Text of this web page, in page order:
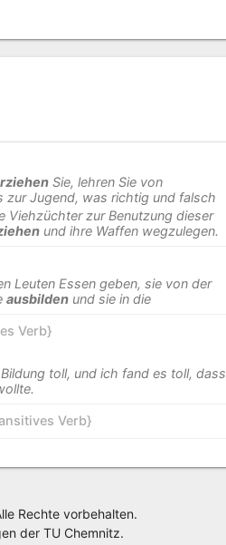
Sie, lehren Sie von
zur Jugend, was richtig und falsch
Viehzüchter zur Benutzung dieser
und ihre Waffen wegzulegen.
Leuten Essen geben, sie von der
ausbildenund sie in die
Verb}
toll, und ich fand es toll, dass
Verb}
Rechte vorbehalten.
der TU Chemnitz.